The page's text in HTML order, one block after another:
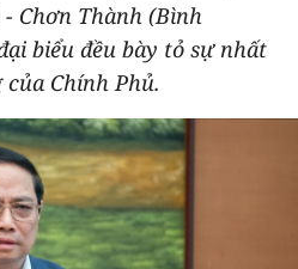
Chơn Thành (Bình
biểu đều bày tỏ sự nhất
Chính Phủ.